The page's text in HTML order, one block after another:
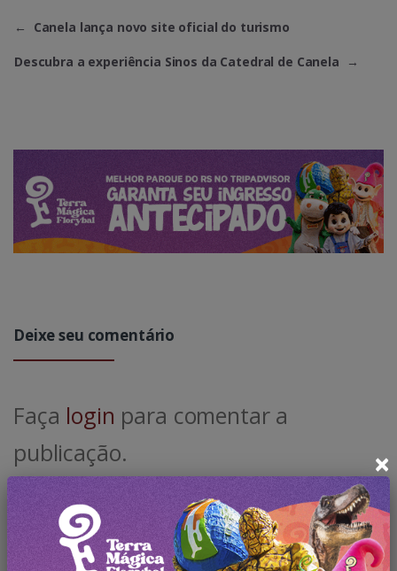
← Canela lança novo site oficial do turismo
Descubra a experiência Sinos da Catedral de Canela →
Deixe seu comentário
Faça login para comentar a
publicação.
×